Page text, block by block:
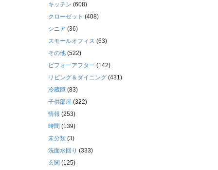
キッチン (608)
クローゼット (408)
シニア (36)
スモールオフィス (63)
その他 (522)
ビフォーアフター (142)
リビング＆ダイニング (431)
冷蔵庫 (83)
子供部屋 (322)
情報 (253)
時間 (139)
未分類 (3)
洗面水回り (333)
玄関 (125)